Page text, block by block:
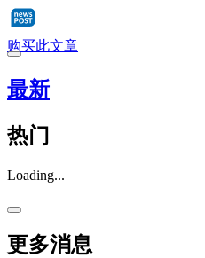
购买此文章
最新
热门
Loading...
更多消息